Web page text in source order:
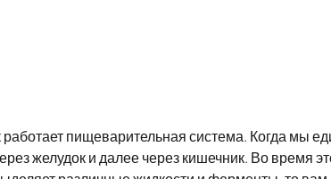
желудок и далее через кишечник. Во время